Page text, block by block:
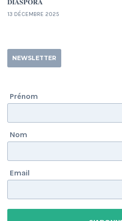
𝐃𝐈𝐀𝐒𝐏𝐎𝐑𝐀
13 DÉCEMBRE 2025
NEWSLETTER
Prénom
Nom
Email